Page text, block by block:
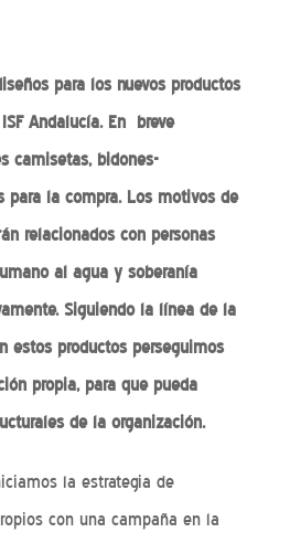
para los nuevos productos
Andalucía. En breve
camisetas, bidones-
para la compra. Los motivos de
relacionados con personas
al agua y soberanía
Siguiendo la línea de la
estos productos perseguimos
propia, para que pueda
de la organización.
la estrategia de
con una campaña en la